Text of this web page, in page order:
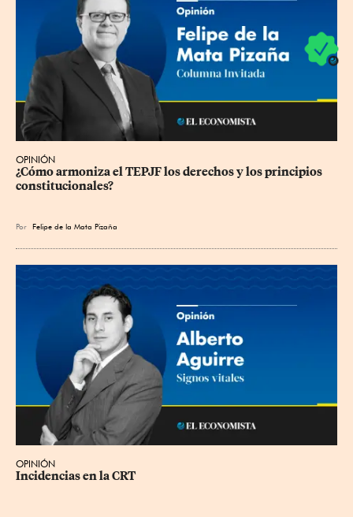
OPINIÓN
¿Cómo armoniza el TEPJF los derechos y los principios
constitucionales?
Por Felipe de la Mata Pizaña
OPINIÓN
Incidencias en la CRT